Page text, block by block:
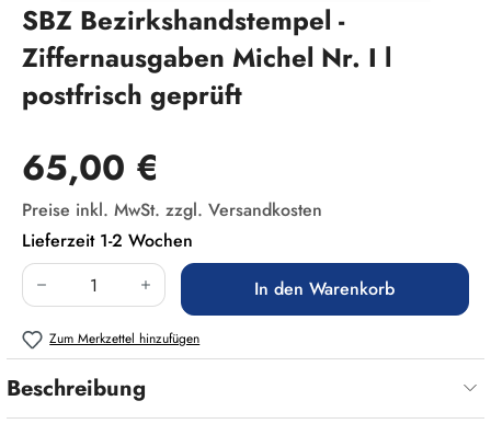
SBZ Bezirkshandstempel -
Ziffernausgaben Michel Nr. I l
postfrisch geprüft
Regulärer Preis:
65,00 €
Preise inkl. MwSt. zzgl. Versandkosten
Lieferzeit 1-2 Wochen
Produkt Anzahl: Gib den gewünschten Wert
In den Warenkorb
Zum Merkzettel hinzufügen
Beschreibung